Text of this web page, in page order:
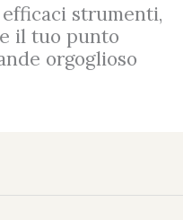
strumenti,
il tuo punto
orgoglioso